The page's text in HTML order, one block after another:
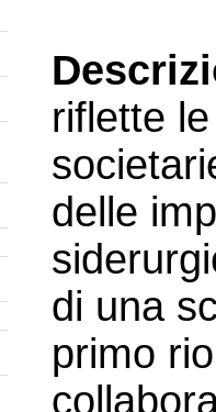
riflette
delle
di una
primo